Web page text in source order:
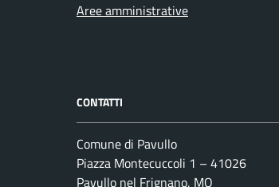
Aree amministrative
CONTATTI
Comune di Pavullo
Piazza Montecuccoli 1 – 41026
Pavullo nel Frignano, MO